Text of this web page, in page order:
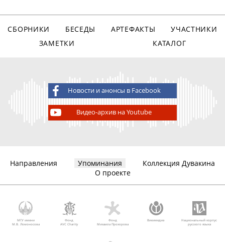
СБОРНИКИ БЕСЕДЫ АРТЕФАКТЫ
УЧАСТНИКИ
ЗАМЕТКИ
КАТАЛОГ
Новости и анонсы в Facebook
Видео-архив на Youtube
Направления Упоминания
Коллекция Дувакина
О проекте
МГУ имени
М.В. Ломоносова
Фонд
AVC Charity
Фонд
Михаила Прохорова
Викимедиа
Национальный корпус
русского языка